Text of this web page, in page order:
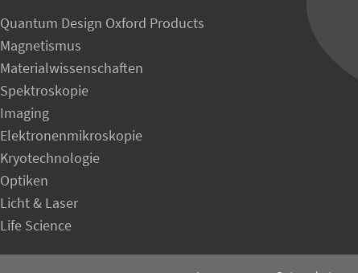
Quantum Design Oxford Products
Magnetismus
Materialwissenschaften
Spektroskopie
Imaging
Elektronenmikroskopie
Kryotechnologie
Optiken
Licht & Laser
Life Science